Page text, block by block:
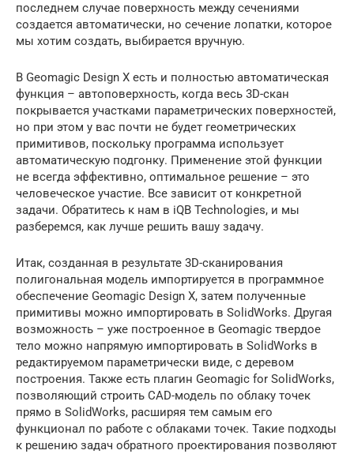
последнем случае поверхность между сечениями
создается автоматически, но сечение лопатки, которое
мы хотим создать, выбирается вручную.
В Geomagic Design X есть и полностью автоматическая
функция – автоповерхность, когда весь 3D-скан
покрывается участками параметрических поверхностей,
но при этом у вас почти не будет геометрических
примитивов, поскольку программа использует
автоматическую подгонку. Применение этой функции
не всегда эффективно, оптимальное решение – это
человеческое участие. Все зависит от конкретной
задачи. Обратитесь к нам в iQB Technologies, и мы
разберемся, как лучше решить вашу задачу.
Итак, созданная в результате 3D-сканирования
полигональная модель импортируется в программное
обеспечение Geomagic Design X, затем полученные
примитивы можно импортировать в SolidWorks. Другая
возможность – уже построенное в Geomagic твердое
тело можно напрямую импортировать в SolidWorks в
редактируемом параметрически виде, с деревом
построения. Также есть плагин Geomagic for SolidWorks,
позволяющий строить CAD-модель по облаку точек
прямо в SolidWorks, расширяя тем самым его
функционал по работе с облаками точек. Такие подходы
к решению задач обратного проектирования позволяют